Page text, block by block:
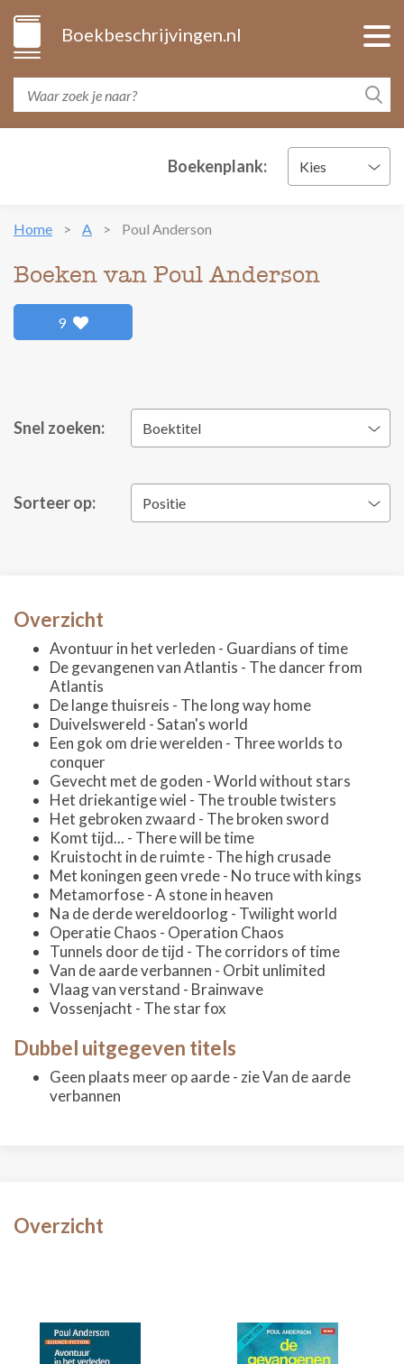
Boekbeschrijvingen.nl
Boekenplank: Kies
Home A Poul Anderson
Boeken van Poul Anderson
9
Snel zoeken: Boektitel
Sorteer op: Positie
Overzicht
Avontuur in het verleden - Guardians of time
De gevangenen van Atlantis - The dancer from
Atlantis
De lange thuisreis - The long way home
Duivelswereld - Satan's world
Een gok om drie werelden - Three worlds to
conquer
Gevecht met de goden - World without stars
Het driekantige wiel - The trouble twisters
Het gebroken zwaard - The broken sword
Komt tijd... - There will be time
Kruistocht in de ruimte - The high crusade
Met koningen geen vrede - No truce with kings
Metamorfose - A stone in heaven
Na de derde wereldoorlog - Twilight world
Operatie Chaos - Operation Chaos
Tunnels door de tijd - The corridors of time
Van de aarde verbannen - Orbit unlimited
Vlaag van verstand - Brainwave
Vossenjacht - The star fox
Dubbel uitgegeven titels
Geen plaats meer op aarde - zie Van de aarde
verbannen
Overzicht